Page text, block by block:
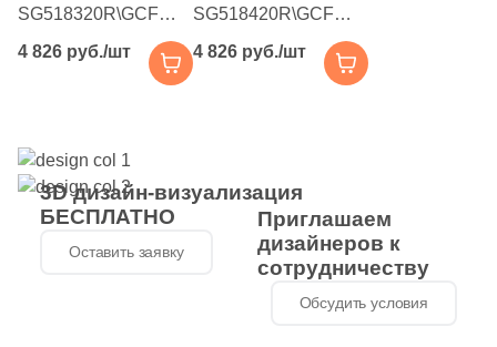
22.5x32.5 (7)
22.8x27.1 (6)
23.7x35.8 (1)
23.5x56 (1)
23.6x56 (1)
SG518320R\GCF
Монтиони обрезная
33x120 бежевая
матовая под дерево
4 826 руб./шт
SG518420R\GCF
Монтиони обрезная
33x120 бежевая
темная матовая под
4 826 руб./шт
3D дизайн-визуализация
БЕСПЛАТНО
Оставить заявку
Приглашаем
дизайнеров к
сотрудничеству
Обсудить условия